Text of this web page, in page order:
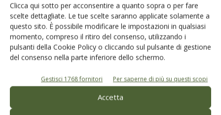
Clicca qui sotto per acconsentire a quanto sopra o per fare
scelte dettagliate. Le tue scelte saranno applicate solamente a
questo sito. È possibile modificare le impostazioni in qualsiasi
momento, compreso il ritiro del consenso, utilizzando i
pulsanti della Cookie Policy o cliccando sul pulsante di gestione
del consenso nella parte inferiore dello schermo.
Gestisci 1768 fornitori Per saperne di più su questi scopi
Accetta
L'Esperto risponde
I consigli di Terra e Vita agli agricoltori